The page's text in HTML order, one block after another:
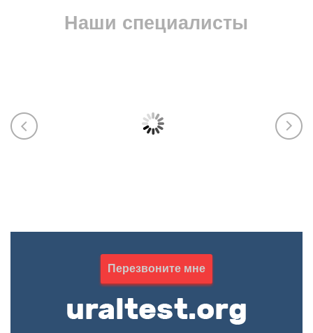
Наши специалисты
оборудование, СБКТС, СРО, лицензии,
Перезвоните мне